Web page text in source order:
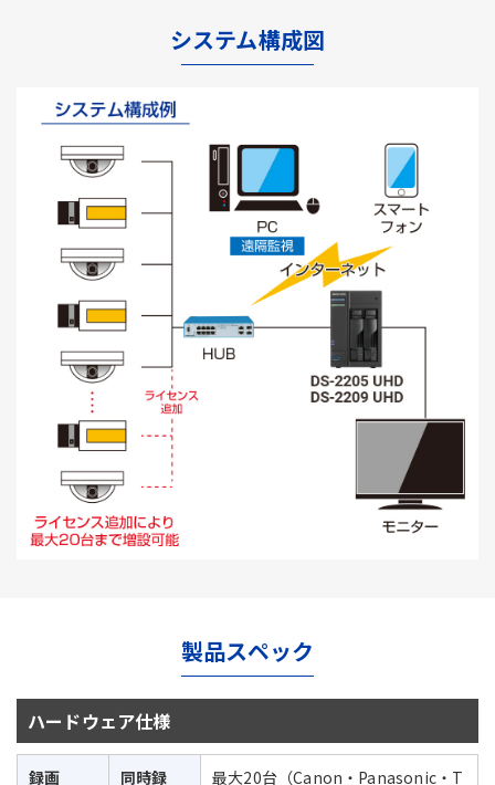
システム構成図
製品スペック
ハードウェア仕様
録画
同時録
最大20台（Canon・Panasonic・T